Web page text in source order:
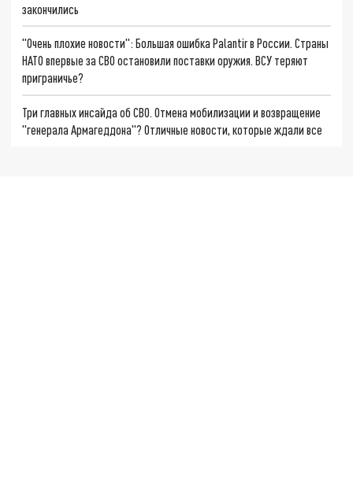
закончились
"Очень плохие новости": Большая ошибка Palantir в России. Страны
НАТО впервые за СВО остановили поставки оружия. ВСУ теряют
приграничье?
Три главных инсайда об СВО. Отмена мобилизации и возвращение
"генерала Армагеддона"? Отличные новости, которые ждали все